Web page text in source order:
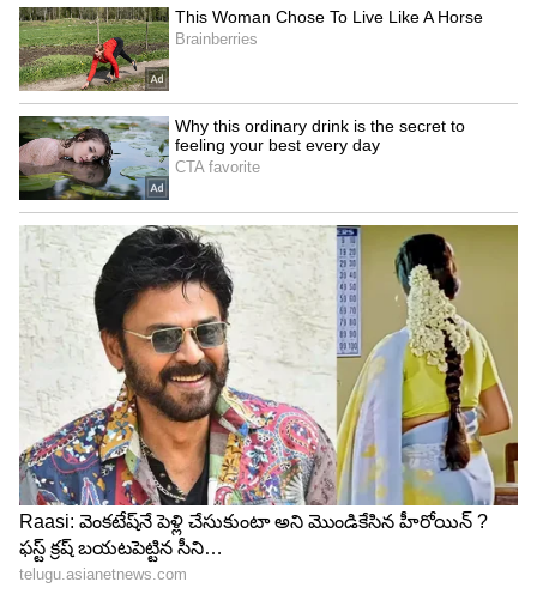
ప్రణాళికతో గోల్డ్ ETFలో పెట్టుబడి పెడితే బంగారాన్ని
భౌతికంగా కొనుగోలు చేయకుండానే దాని విలువ పెరుగుదల
ప్రయోజనాన్ని పొందవచ్చు. అందుకే ఆధునిక
పెట్టుబడిదారులలో గోల్డ్ ETFలు వేగంగా పెరిగాయి.
LATEST VIDEOS